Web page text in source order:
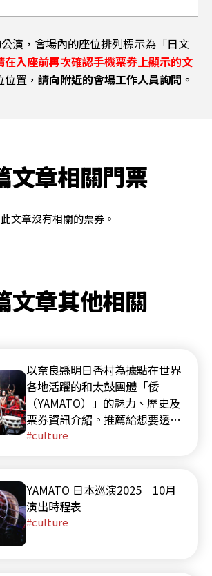
演，會場內的座位排列標示為「日文
在入座前再次確認手機票券上顯示的文
置， 請向附近的會場工作人員詢問。
文章相關門票
此文章沒有相關的票券。
文章其他相關
以奈良縣明日香村為據點在世界
各地活躍的和太鼓團體「倭
（YAMATO）」的魅力、歷史及
票券資訊介紹。推薦給想要透過
震撼演出體驗日本文化的朋友。
culture
YAMATO 日本巡演2025 10月
演出時程表
culture